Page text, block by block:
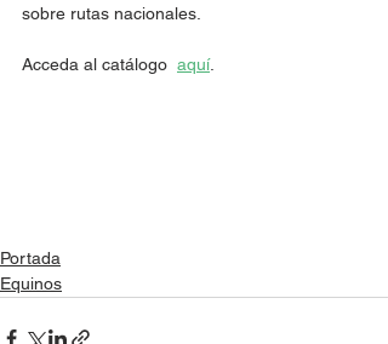
sobre rutas nacionales.
Acceda al catálogo aquí.
Portada
Equinos